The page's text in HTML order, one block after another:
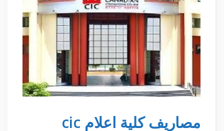
مصاريف كلية اعلام cic